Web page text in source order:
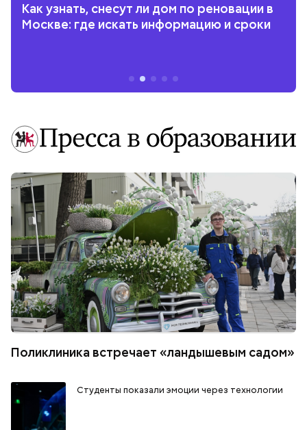
Как узнать, снесут ли дом по реновации в
Москве: где искать информацию и сроки
Поликлиника встречает «ландышевым садом»
Студенты показали эмоции через технологии